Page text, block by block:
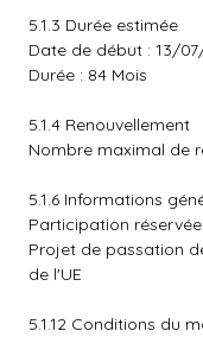
5.1.3 Durée estimée
Date de début : 13/
Durée : 84 Mois
5.1.4 Renouvellement
Nombre maximal de
5.1.6 Informations
Participation
Projet de passation
de l'UE
5.1.12 Conditions du